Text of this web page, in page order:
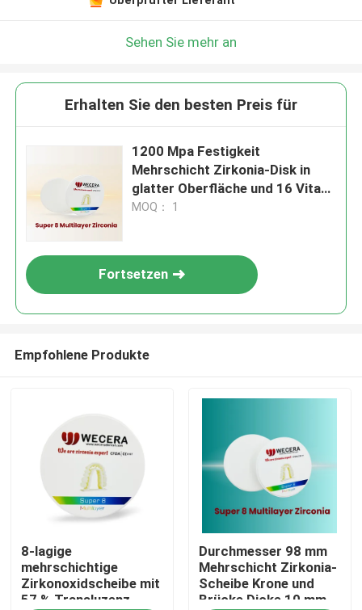
Zu Hause
Produkte
Videos
Sehen Sie mehr an
Erhalten Sie den besten Preis für
1200 Mpa Festigkeit
Mehrschicht Zirkonia-Disk in
glatter Oberfläche und 16 Vita
Farben 3 Bleichfarben
MOQ： 1
Fortsetzen
Empfohlene Produkte
8-lagige
mehrschichtige
Zirkonoxidscheibe mit
57 % Transluzenz,
Durchmesser 98 mm
Mehrschicht Zirkonia-
Scheibe Krone und
Brücke Dicke 10 mm